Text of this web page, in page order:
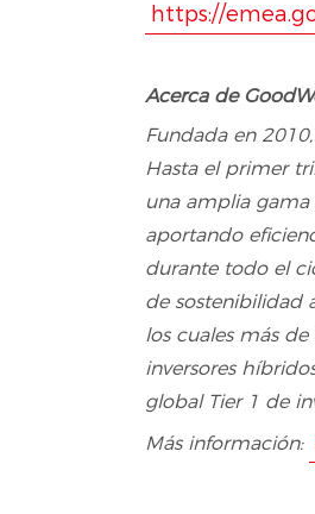
https://
Acerca de
Fundada en
Hasta el primer
una amplia gama
aportando
durante todo el
de sostenibilidad
los cuales más
inversores
global Tier 1 de
Más información: